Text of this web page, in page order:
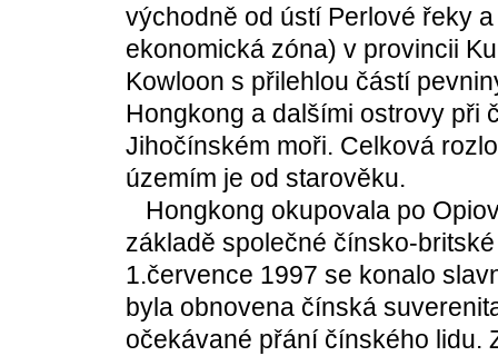
východně od ústí Perlové řeky
ekonomická zóna) v provincii
Kowloon s přilehlou částí
Hongkong a dalšími ostrovy při
Jihočínském moři. Celková
územím je od starověku.
Hongkong okupovala po
základě společné čínsko-
1.července 1997 se konalo
byla obnovena čínská
očekávané přání čínského lidu.